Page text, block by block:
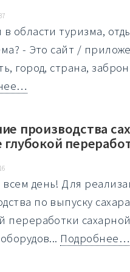
в области туризма,
- Это сайт /
город, страна,
производства
глубокой
день! Для
по выпуску
переработки
Подробнее…